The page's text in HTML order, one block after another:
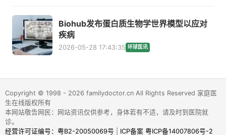
Biohub发布蛋白质生物学世界模型以应对
疾病
2026-05-28 17:43:35 环球医讯
Copyright © 1998 - 2026 familydoctor.cn All Rights Reserved 家庭医
生在线版权所有
本网站敬告网民：网站资讯仅供参考，身体若有不适，请及时到医院就
诊。
经营许可证编号：粤B2-20050069号
ICP备案 粤ICP备14007806号-2